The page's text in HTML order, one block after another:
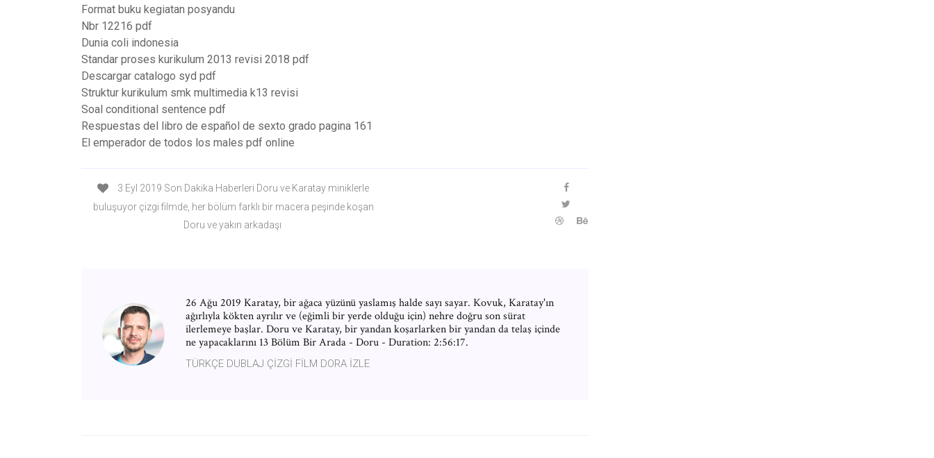
Format buku kegiatan posyandu
Nbr 12216 pdf
Dunia coli indonesia
Standar proses kurikulum 2013 revisi 2018 pdf
Descargar catalogo syd pdf
Struktur kurikulum smk multimedia k13 revisi
Soal conditional sentence pdf
Respuestas del libro de español de sexto grado pagina 161
El emperador de todos los males pdf online
3 Eyl 2019 Son Dakika Haberleri Doru ve Karatay miniklerle
buluşuyor çizgi filmde, her bölüm farklı bir macera peşinde koşan
Doru ve yakın arkadaşı
26 Ağu 2019 Karatay, bir ağaca yüzünü yaslamış halde sayı sayar. Kovuk, Karatay'ın
ağırlıyla kökten ayrılır ve (eğimli bir yerde olduğu için) nehre doğru son sürat
ilerlemeye başlar. Doru ve Karatay, bir yandan koşarlarken bir yandan da telaş içinde
ne yapacaklarını 13 Bölüm Bir Arada - Doru - Duration: 2:56:17.
TÜRKÇE DUBLAJ ÇİZGİ FİLM DORA İZLE